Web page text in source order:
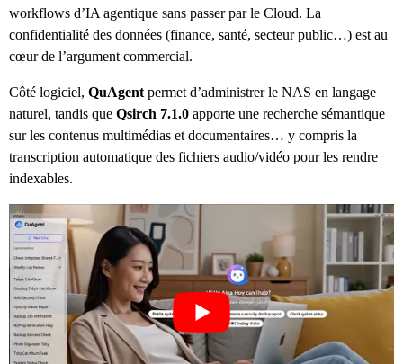
workflows d’IA agentique sans passer par le Cloud. La
confidentialité des données (finance, santé, secteur public…) est au
cœur de l’argument commercial.
Côté logiciel, QuAgent permet d’administrer le NAS en langage
naturel, tandis que Qsirch 7.1.0 apporte une recherche sémantique
sur les contenus multimédias et documentaires… y compris la
transcription automatique des fichiers audio/vidéo pour les rendre
indexables.